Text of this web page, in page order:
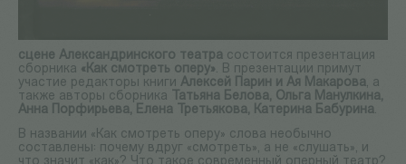
сцене Александринского театра состоится презентация
сборника «Как смотреть оперу». В презентации примут
участие редакторы книги Алексей Парин и Ая Макарова, а
также авторы сборника
Татьяна Белова, Ольга Манулкина,
Анна Порфирьева, Елена Третьякова, Катерина Бабурина.
В названии «Как смотреть оперу» слова необычно
составлены: почему вдруг «смотреть», а не «слушать», и